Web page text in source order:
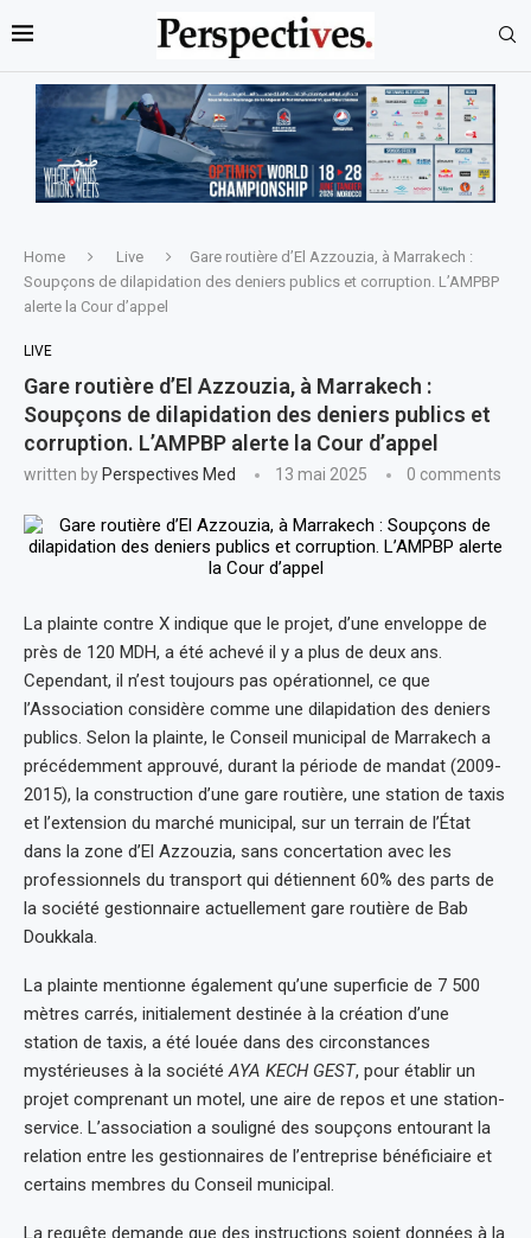
Home Live
Gare routière d’El Azzouzia, à Marrakech :
Soupçons de dilapidation des deniers publics et corruption. L’AMPBP
alerte la Cour d’appel
LIVE
Gare routière d’El Azzouzia, à Marrakech :
Soupçons de dilapidation des deniers publics et
corruption. L’AMPBP alerte la Cour d’appel
written by Perspectives Med 13 mai 2025 0 comments
La plainte contre X indique que le projet, d’une enveloppe de
près de 120 MDH, a été achevé il y a plus de deux ans.
Cependant, il n’est toujours pas opérationnel, ce que
l’Association considère comme une dilapidation des deniers
publics. Selon la plainte, le Conseil municipal de Marrakech a
précédemment approuvé, durant la période de mandat (2009-
2015), la construction d’une gare routière, une station de taxis
et l’extension du marché municipal, sur un terrain de l’État
dans la zone d’El Azzouzia, sans concertation avec les
professionnels du transport qui détiennent 60% des parts de
la société gestionnaire actuellement gare routière de Bab
Doukkala.
La plainte mentionne également qu’une superficie de 7 500
mètres carrés, initialement destinée à la création d’une
station de taxis, a été louée dans des circonstances
mystérieuses à la sociétéAYA KECH GEST, pour établir un
projet comprenant un motel, une aire de repos et une station-
service. L’association a souligné des soupçons entourant la
relation entre les gestionnaires de l’entreprise bénéficiaire et
certains membres du Conseil municipal.
La requête demande que des instructions soient données à la